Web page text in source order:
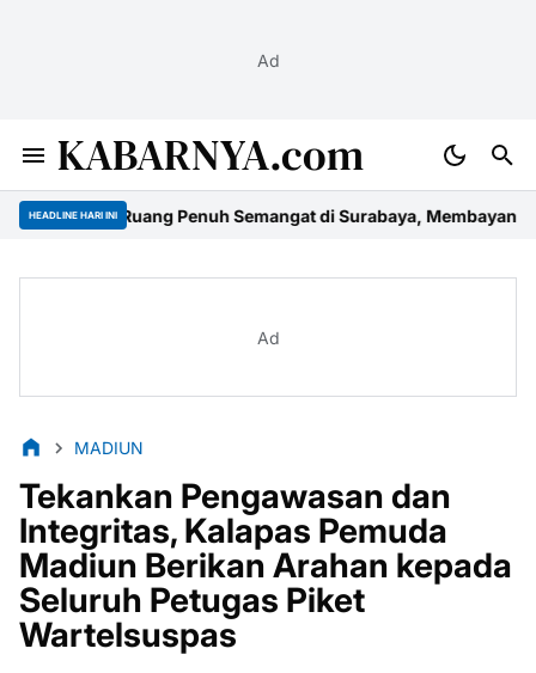
Ad
KABARNYA.com
HEADLINE HARI INI
Ruang Penuh Semangat di Surabaya, Membayangkan Masa
Ad
MADIUN
Tekankan Pengawasan dan
Integritas, Kalapas Pemuda
Madiun Berikan Arahan kepada
Seluruh Petugas Piket
Wartelsuspas